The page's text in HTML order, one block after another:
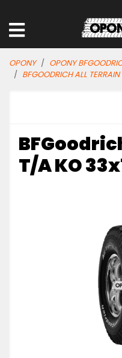
OPONY
OPONY
BFGOODRICH ALL
T/A KO